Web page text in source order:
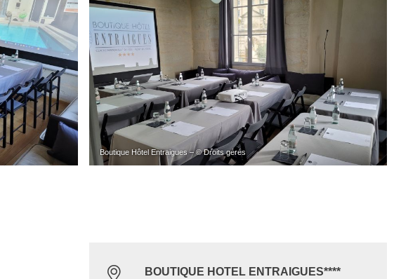
Boutique Hôtel Entraigues – © Droits gérés
BOUTIQUE HOTEL ENTRAIGUES****